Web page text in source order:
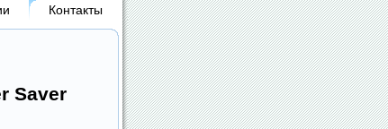
Контакты
Saver